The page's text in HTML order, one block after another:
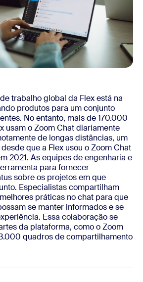
trabalho global da Flex está na
produtos para um conjunto
No entanto, mais de 170.000
usam o Zoom Chat diariamente
de longas distâncias, um
que a Flex usou o Zoom Chat
2021. As equipes de engenharia e
para fornecer
sobre os projetos em que
Especialistas compartilham
práticas no chat para que
se manter informados e se
Essa colaboração se
da plataforma, como o Zoom
quadros de compartilhamento